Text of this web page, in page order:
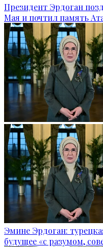
Президент Эрдоган
Мая и почтил память
Эмине Эрдоган:
будущее «с разумом,